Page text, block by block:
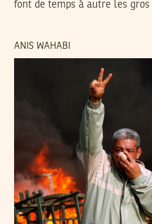
font de temps à autre les
ANIS WAHABI